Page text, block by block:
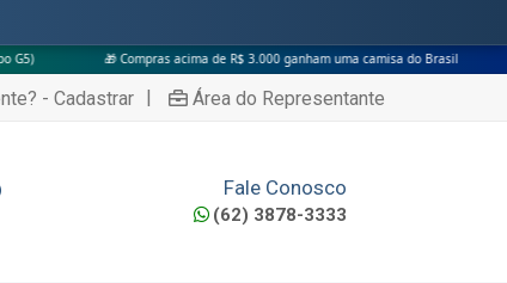
🎁 Compras acima de R$ 3.000 ganham uma camisa do Brasil
- Cadastrar | Área do Representante
Fale Conosco
(62) 3878-3333